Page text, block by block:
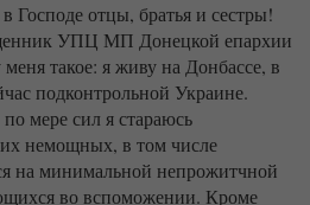
отцы, братья и сестры!
УПЦ МП Донецкой епархии
такое: я живу на Донбассе, в
подконтрольной Украине.
мере сил я стараюсь
немощных, в том числе
на минимальной непрожитчной
во вспоможении. Кроме